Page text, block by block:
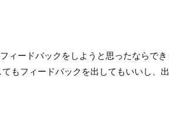
ィードバックをしようと思ったならで
もフィードバックを出してもいいし、